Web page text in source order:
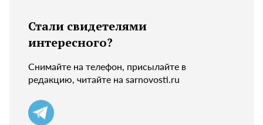
Стали свидетелями
интересного?
Снимайте на телефон, присылайте в
редакцию, читайте на sarnovosti.ru